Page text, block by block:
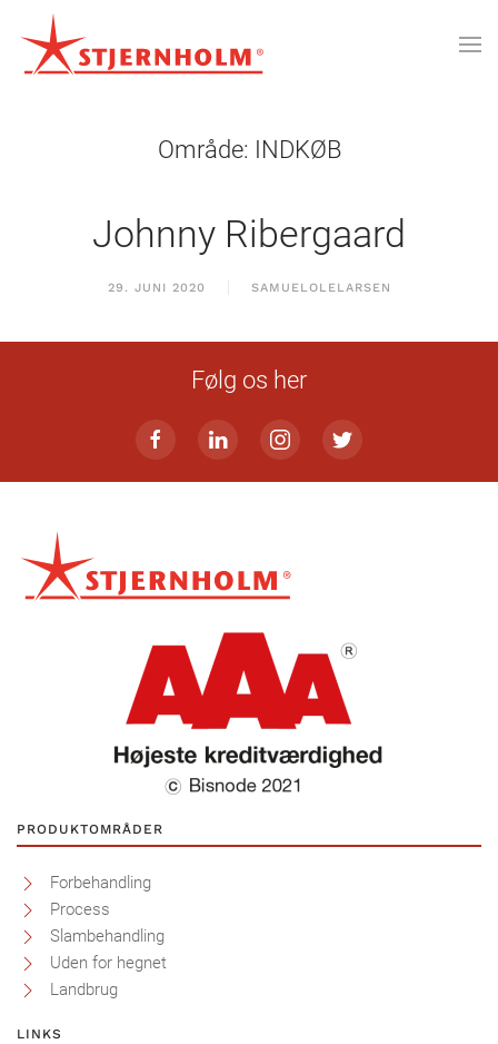
Område: INDKØB
Johnny Ribergaard
29. JUNI 2020 SAMUELOLELARSEN
Følg os her
PRODUKTOMRÅDER
Forbehandling
Process
Slambehandling
Uden for hegnet
Landbrug
LINKS